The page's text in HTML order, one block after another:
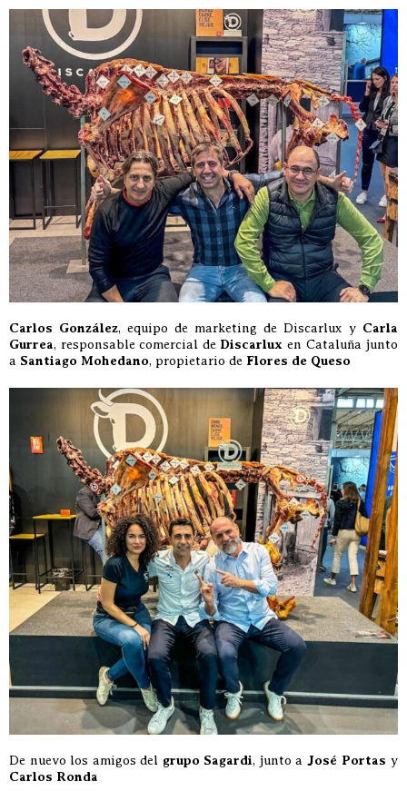
Carlos González, equipo de marketing de Discarlux y Carla
Gurrea, responsable comercial de Discarlux en Cataluña junto
a Santiago Mohedano, propietario de Flores de Queso
De nuevo los amigos del grupo Sagardi, junto a José Portas y
Carlos Ronda